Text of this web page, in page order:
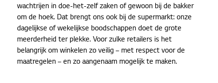
wachtrijen in doe-het-zelf zaken of gewoon bij de bakker
om de hoek. Dat brengt ons ook bij de supermarkt: onze
dagelijkse of wekelijkse boodschappen doet de grote
meerderheid ter plekke. Voor zulke retailers is het
belangrijk om winkelen zo veilig – met respect voor de
maatregelen – en zo aangenaam mogelijk te maken.